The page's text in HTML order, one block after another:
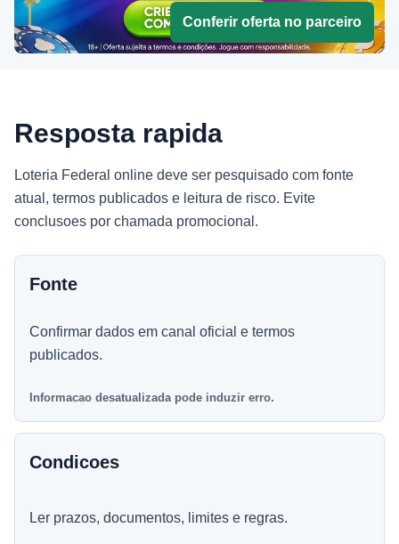
Conferir oferta no parceiro
Resposta rapida
Loteria Federal online deve ser pesquisado com fonte
atual, termos publicados e leitura de risco. Evite
conclusoes por chamada promocional.
Fonte
Confirmar dados em canal oficial e termos
publicados.
Informacao desatualizada pode induzir erro.
Condicoes
Ler prazos, documentos, limites e regras.